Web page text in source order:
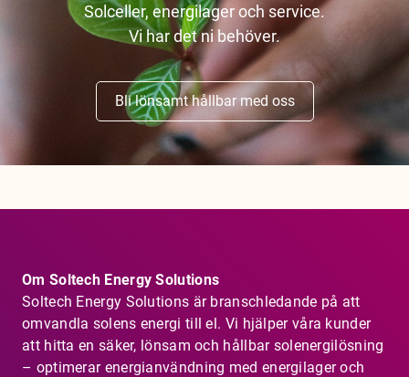
Solceller, energilager och service.
Vi har det ni behöver.
Bli lönsamt hållbar med oss
Om Soltech Energy Solutions
Soltech Energy Solutions är branschledande på att
omvandla solens energi till el. Vi hjälper våra kunder
att hitta en säker, lönsam och hållbar solenergilösning
– optimerar energianvändning med energilager och